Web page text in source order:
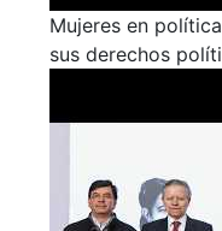
Mujeres en
sus derechos